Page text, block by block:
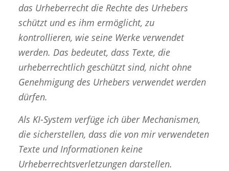
das Urheberrecht die Rechte des Urhebers
schützt und es ihm ermöglicht, zu
kontrollieren, wie seine Werke verwendet
werden. Das bedeutet, dass Texte, die
urheberrechtlich geschützt sind, nicht ohne
Genehmigung des Urhebers verwendet werden
dürfen.
Als KI-System verfüge ich über Mechanismen,
die sicherstellen, dass die von mir verwendeten
Texte und Informationen keine
Urheberrechtsverletzungen darstellen.